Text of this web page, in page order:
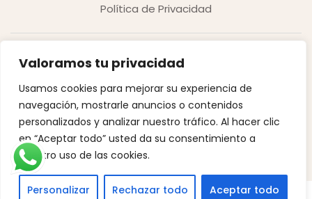
Valoramos tu privacidad
Usamos cookies para mejorar su experiencia de
navegación, mostrarle anuncios o contenidos
personalizados y analizar nuestro tráfico. Al hacer clic
en “Aceptar todo” usted da su consentimiento a
nuestro uso de las cookies.
Personalizar Rechazar todo Aceptar todo
Política de Privacidad
Copyright © 2026. Derechos reservados.
Desarrollado por Innoweb Media